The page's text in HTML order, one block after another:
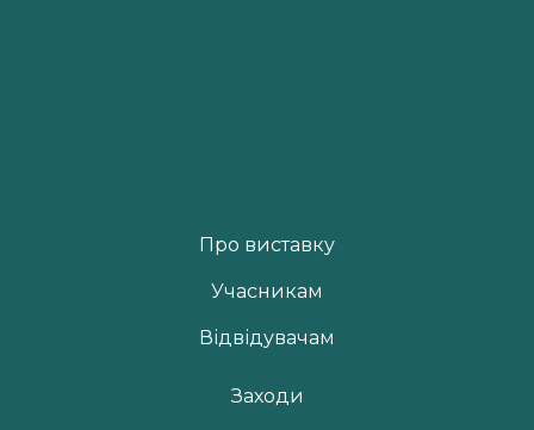
Про виставку
Учасникам
Відвідувачам
Заходи